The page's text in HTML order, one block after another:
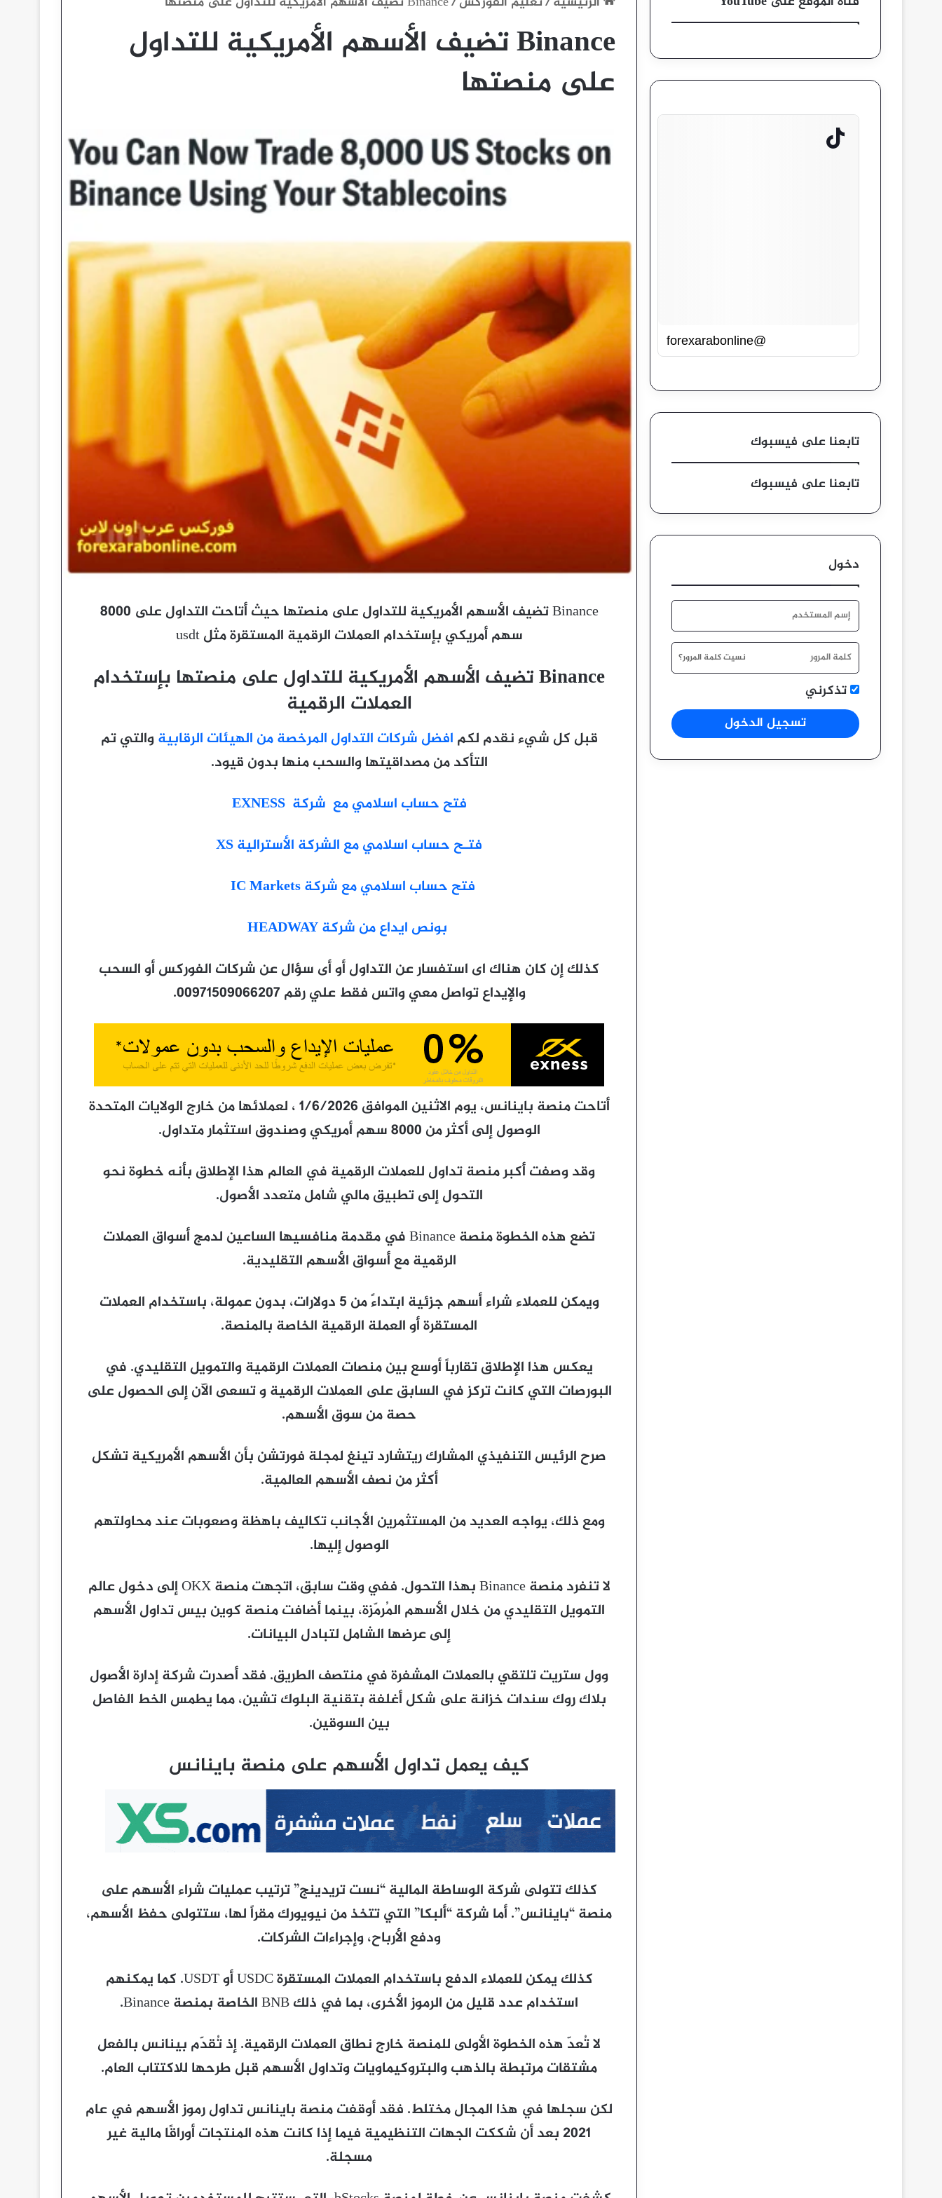
Binance تضيف الأسهم الأمريكية للتداول
على منصتها
Binance تضيف الأسهم الأمريكية للتداول على منصتها حيث أتاحت التداول على 8000
سهم أمريكي بإستخدام العملات الرقمية المستقرة مثل usdt
Binance تضيف الأسهم الأمريكية للتداول على منصتها بإستخدام
العملات الرقمية
قبل كل شيء نقدم لكم افضل شركات التداول المرخصة من الهيئات الرقابيةوالتي تم
التأكد من مصداقيتها والسحب منها بدون قيود.
فتح حساب اسلامي مع شركة EXNESS
فتـح حساب اسلامي مع الشركة الأسترالية XS
فتح حساب اسلامي مع شركة IC Markets
بونص ايداع من شركة HEADWAY
كذلك إن كان هناك اى استفسار عن التداول أو أى سؤال عن شركات الفوركس أو السحب
والإيداع تواصل معي واتس فقط علي رقم 00971509066207.
أتاحت منصة باينانس، يوم الاثنين الموافق 1/6/2026 ، لعملائها من خارج الولايات المتحدة
الوصول إلى أكثر من 8000 سهم أمريكي وصندوق استثمار متداول.
وقد وصفت أكبر منصة تداول للعملات الرقمية في العالم هذا الإطلاق بأنه خطوة نحو
التحول إلى تطبيق مالي شامل متعدد الأصول.
تضع هذه الخطوة منصة Binance في مقدمة منافسيها الساعين لدمج أسواق العملات
الرقمية مع أسواق الأسهم التقليدية.
ويمكن للعملاء شراء أسهم جزئية ابتداءً من 5 دولارات، بدون عمولة، باستخدام العملات
المستقرة أو العملة الرقمية الخاصة بالمنصة.
يعكس هذا الإطلاق تقارباً أوسع بين منصات العملات الرقمية والتمويل التقليدي. في
البورصات التي كانت تركز في السابق على العملات الرقمية و تسعى الآن إلى الحصول على
حصة من سوق الأسهم.
صرح الرئيس التنفيذي المشارك ريتشارد تينغ لمجلة فورتشن بأن الأسهم الأمريكية تشكل
أكثر من نصف الأسهم العالمية.
ومع ذلك، يواجه العديد من المستثمرين الأجانب تكاليف باهظة وصعوبات عند محاولتهم
الوصول إليها.
لا تنفرد منصة Binance بهذا التحول. ففي وقت سابق، اتجهت منصة OKX إلى دخول عالم
التمويل التقليدي من خلال الأسهم المُرمّزة، بينما أضافت منصة كوين بيس تداول الأسهم
إلى عرضها الشامل لتبادل البيانات.
وول ستريت تلتقي بالعملات المشفرة في منتصف الطريق. فقد أصدرت شركة إدارة الأصول
بلاك روك سندات خزانة على شكل أغلفة بتقنية البلوك تشين، مما يطمس الخط الفاصل
بين السوقين.
كيف يعمل تداول الأسهم على منصة باينانس
كذلك تتولى شركة الوساطة المالية “نست تريدينج” ترتيب عمليات شراء الأسهم على
منصة “باينانس”. أما شركة “ألبكا” التي تتخذ من نيويورك مقراً لها، ستتولى حفظ الأسهم،
ودفع الأرباح، وإجراءات الشركات.
كذلك يمكن للعملاء الدفع باستخدام العملات المستقرة USDC أو USDT. كما يمكنهم
استخدام عدد قليل من الرموز الأخرى، بما في ذلك BNB الخاصة بمنصة Binance.
لا تُعدّ هذه الخطوة الأولى للمنصة خارج نطاق العملات الرقمية. إذ تُقدّم بينانس بالفعل
مشتقات مرتبطة بالذهب والبتروكيماويات وتداول الأسهم قبل طرحها للاكتتاب العام.
لكن سجلها في هذا المجال مختلط. فقد أوقفت منصة باينانس تداول رموز الأسهم في عام
2021 بعد أن شككت الجهات التنظيمية فيما إذا كانت هذه المنتجات أوراقًا مالية غير
مسجلة.
@forexarabonline
تابعنا على فيسبوك
تابعنا على فيسبوك
دخول
نسيت كلمة المرور؟
تذكرني
تسجيل الدخول